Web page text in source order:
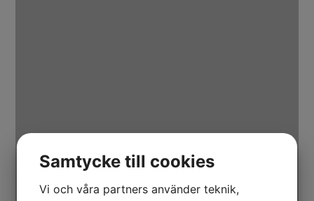
Samtycke till cookies
Vi och våra partners använder teknik,